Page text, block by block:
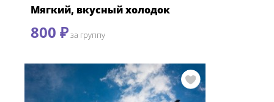
Мягкий, вкусный холодок
800 ₽за группу